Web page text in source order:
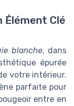
Élément Clé
blanche, dans
épurée
votre intérieur.
parfaite pour
entre en